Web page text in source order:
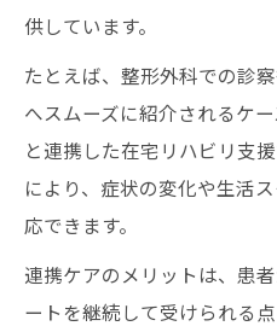
供しています。
たとえば、整形外科での診
へスムーズに紹介されるケ
と連携した在宅リハビリ支
により、症状の変化や生活
応できます。
連携ケアのメリットは、患
ートを継続して受けられる